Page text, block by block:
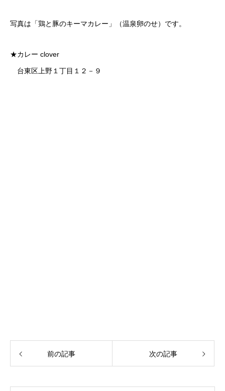
写真は「鶏と豚のキーマカレー」（温泉卵のせ）です。
★カレー clover
台東区上野１丁目１２－９
前の記事 次の記事